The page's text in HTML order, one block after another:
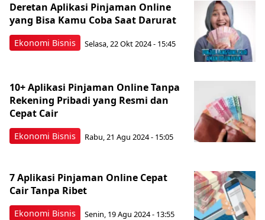
Ekonomi Bisnis
Deretan Aplikasi Pinjaman Online
yang Bisa Kamu Coba Saat Darurat
Selasa, 22 Okt 2024 - 15:45
Ekonomi Bisnis
10+ Aplikasi Pinjaman Online Tanpa
Rekening Pribadi yang Resmi dan
Cepat Cair
Rabu, 21 Agu 2024 - 15:05
Ekonomi Bisnis
7 Aplikasi Pinjaman Online Cepat
Cair Tanpa Ribet
Senin, 19 Agu 2024 - 13:55